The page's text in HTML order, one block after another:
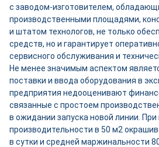
с заводом-­изготовителем,
производственными площадями,
и штатом технологов, не только
средств, но и гарантирует
сервисного обслуживания и
Не менее значимым аспектом
поставки и ввода оборудования в
предприятия недооценивают
связанные с простоем
в ожидании запуска новой линии. При
производительности в 50 м2
в сутки и средней маржинальности